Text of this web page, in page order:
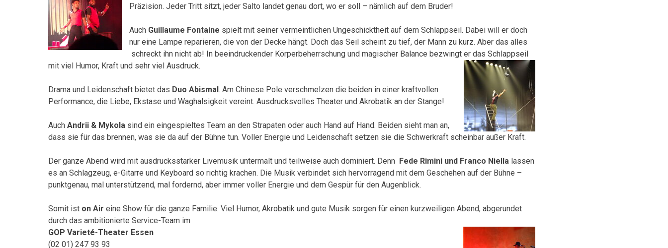
Präzision. Jeder Tritt sitzt, jeder Salto landet genau dort, wo er soll – nämlich auf dem Bruder!
Auch Guillaume Fontaine spielt mit seiner vermeintlichen Ungeschicktheit auf dem Schlappseil. Dabei will er doch
nur eine Lampe reparieren, die von der Decke hängt. Doch das Seil scheint zu tief, der Mann zu kurz. Aber das alles
schreckt ihn nicht ab! In beeindruckender Körperbeherrschung und magischer Balance bezwingt er das Schlappseil
mit viel Humor, Kraft und sehr viel Ausdruck.
Drama und Leidenschaft bietet das Duo Abismal. Am Chinese Pole verschmelzen die beiden in einer kraftvollen
Performance, die Liebe, Ekstase und Waghalsigkeit vereint. Ausdrucksvolles Theater und Akrobatik an der Stange!
Auch Andrii & Mykola sind ein eingespieltes Team an den Strapaten oder auch Hand auf Hand. Beiden sieht man an,
dass sie für das brennen, was sie da auf der Bühne tun. Voller Energie und Leidenschaft setzen sie die Schwerkraft scheinbar außer Kraft.
Der ganze Abend wird mit ausdrucksstarker Livemusik untermalt und teilweise auch dominiert. Denn Fede Rimini und Franco Niella lassen
es an Schlagzeug, e-Gitarre und Keyboard so richtig krachen. Die Musik verbindet sich hervorragend mit dem Geschehen auf der Bühne –
punktgenau, mal unterstützend, mal fordernd, aber immer voller Energie und dem Gespür für den Augenblick.
Somit ist on Air eine Show für die ganze Familie. Viel Humor, Akrobatik und gute Musik sorgen für einen kurzweiligen Abend, abgerundet
durch das ambitionierte Service-Team im
GOP Varieté-Theater Essen
(02 01) 247 93 93